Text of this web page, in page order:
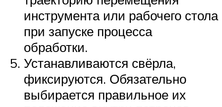
инструмента или рабочего стола
при запуске процесса
обработки.
Устанавливаются свёрла,
фиксируются. Обязательно
выбирается правильное их